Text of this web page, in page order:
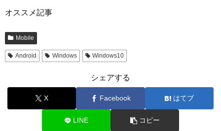
オススメ記事
Mobile
Android Windows Windows10
シェアする
X Facebook はてブ
LINE コピー